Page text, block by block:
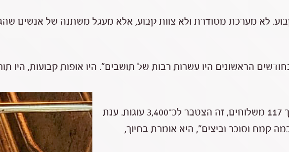
לא מערכת מסודרת ולא צוות קבוע, אלא מעגל משתנה של אנשים
הראשונים היו עשרות רבות של תושבים”. היו אופות קבועות, היו
, שאפתה בכל שבוע 12 עוגות. לאורך 117 משלוחים, זה הצטבר לכ־3,400 עוגות. ענת
“רק תחשוב כמה קמח וסוכר וביצים”, היא אומרת בחיוך,